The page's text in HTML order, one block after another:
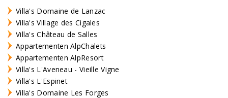
Villa's Domaine de Lanzac
Villa's Village des Cigales
Villa's Château de Salles
Appartementen AlpChalets
Appartementen AlpResort
Villa's L'Aveneau - Vieille Vigne
Villa's L'Espinet
Villa's Domaine Les Forges